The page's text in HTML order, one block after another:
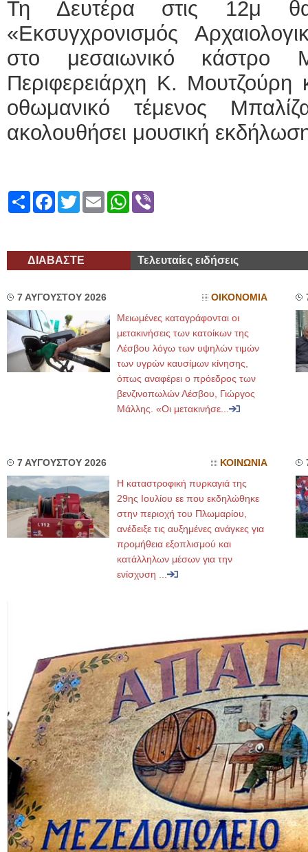
Τη Δευτέρα στις 12μ θα
«Εκσυγχρονισμός
στο μεσαιωνικό κάστρο
Περιφερειάρχη Κ. Μουτζούρη
οθωμανικό τέμενος
ακολουθήσει μουσική
ShareFacebook
TwitterEmailWhatsApp
ΔΙΑΒΑΣΤΕ Τελευταίες ειδήσεις
7 ΑΥΓΟΥΣΤΟΥ 2026 ΟΙΚΟΝΟΜΙΑ
Μειωμένες καταγράφονται οι
μετακινήσεις των κατοίκων της
Λέσβου λόγω των υψηλών τιμών
των υγρών καυσίμων κίνησης,
όπως αναφέρει ο πρόεδρος των
βενζινοπωλών Λέσβου, Γιώργος
Μάλλης. «Οι μετακινήσε...
7 ΑΥΓΟΥΣΤΟΥ 2026 ΚΟΙΝΩΝΙΑ
Η καταστροφική πυρκαγιά της
29ης Ιουλίου εε που εκδηλώθηκε
στην περιοχή του Πλωμαρίου,
ανέδειξε τις αυξημένες ανάγκες για
προμήθεια εξοπλισμού και
κατάλληλων μέσων για την
ενίσχυση ...